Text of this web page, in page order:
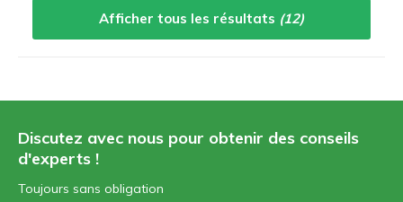
Afficher tous les résultats (12)
Discutez avec nous pour obtenir des conseils
d'experts !
Toujours sans obligation